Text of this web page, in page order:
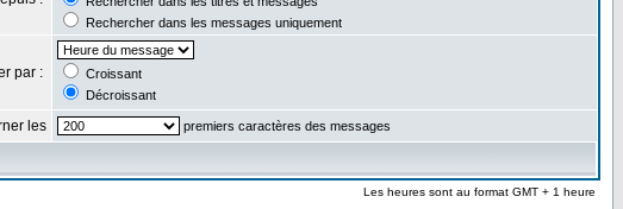
Rechercher dans les messages uniquement
par :
Croissant
Décroissant
les premiers caractères des messages
Les heures sont au format GMT + 1 heure